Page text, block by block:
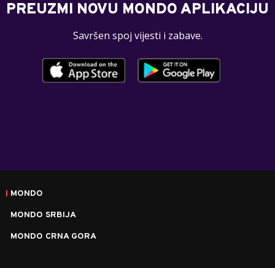
PREUZMI NOVU MONDO APLIKACIJU
Savršen spoj vijesti i zabave.
MONDO
MONDO SRBIJA
MONDO CRNA GORA